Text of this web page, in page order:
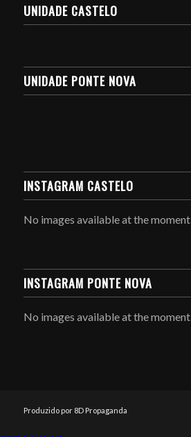
UNIDADE CASTELO
UNIDADE PONTE NOVA
INSTAGRAM CASTELO
No images available at the moment
INSTAGRAM PONTE NOVA
No images available at the moment
Produzido por 8D Propaganda